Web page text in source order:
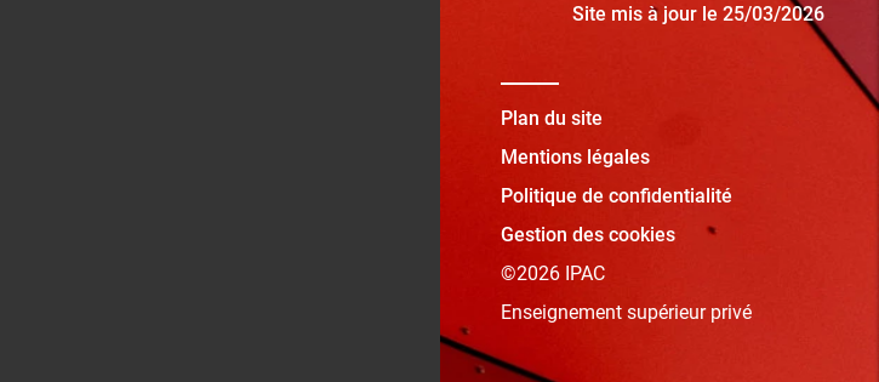
Site mis à jour le 25/03/2026
Plan du site
Mentions légales
Politique de confidentialité
Gestion des cookies
©2026 IPAC
Enseignement supérieur privé